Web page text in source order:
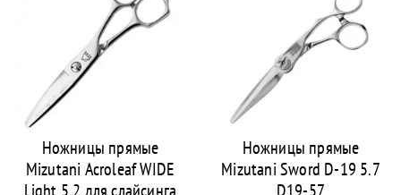
Ножницы прямые
Mizutani Acroleaf WIDE
Light 5.2 для слайсинга
Ножницы прямые
Mizutani Sword D-19 5.7
D19-57